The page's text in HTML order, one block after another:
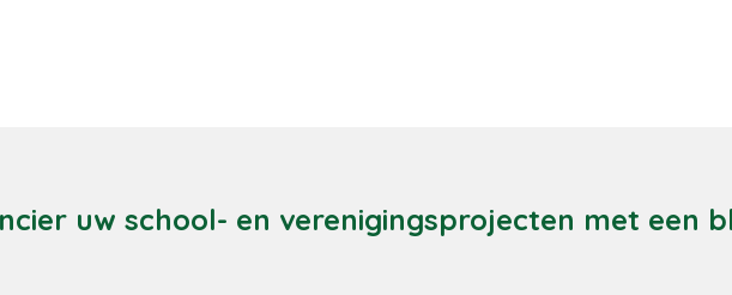
uw school- en verenigingsprojecten met een